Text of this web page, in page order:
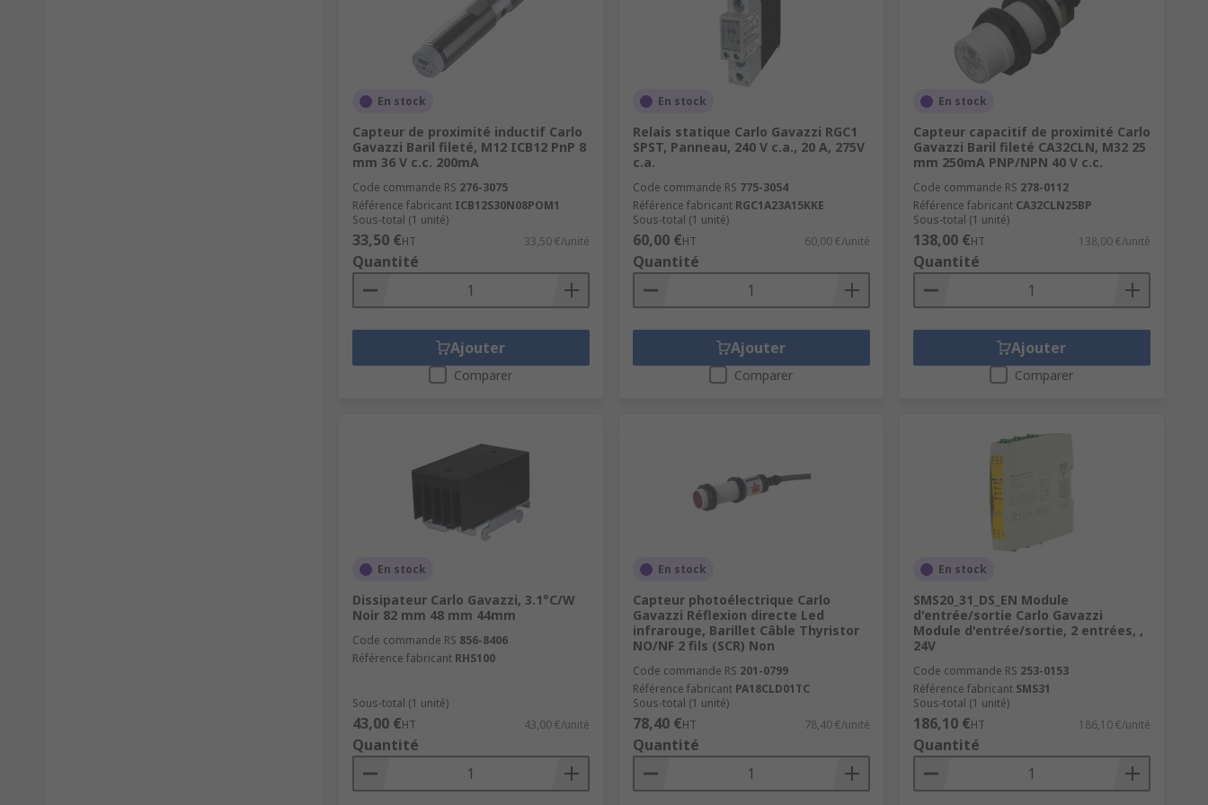
En stock
Capteur de proximité inductif Carlo
Gavazzi Baril fileté, M12 ICB12 PnP 8
mm 36 V c.c. 200mA
Code commande RS 276-3075
Référence fabricant ICB12S30N08POM1
Sous-total (1 unité)
33,50 €HT 33,50 €/unité
Quantité
Ajouter
Comparer
En stock
Relais statique Carlo Gavazzi RGC1
SPST, Panneau, 240 V c.a., 20 A, 275V
c.a.
Code commande RS 775-3054
Référence fabricant RGC1A23A15KKE
Sous-total (1 unité)
60,00 €HT 60,00 €/unité
Quantité
Ajouter
Comparer
En stock
Capteur capacitif de proximité Carlo
Gavazzi Baril fileté CA32CLN, M32 25
mm 250mA PNP/NPN 40 V c.c.
Code commande RS 278-0112
Référence fabricant CA32CLN25BP
Sous-total (1 unité)
138,00 €HT 138,00 €/unité
Quantité
Ajouter
Comparer
En stock
Dissipateur Carlo Gavazzi, 3.1°C/W
Noir 82 mm 48 mm 44mm
Code commande RS 856-8406
Référence fabricant RHS100
Sous-total (1 unité)
43,00 €HT 43,00 €/unité
Quantité
En stock
Capteur photoélectrique Carlo
Gavazzi Réflexion directe Led
infrarouge, Barillet Câble Thyristor
NO/NF 2 fils (SCR) Non
Code commande RS 201-0799
Référence fabricant PA18CLD01TC
Sous-total (1 unité)
78,40 €HT 78,40 €/unité
Quantité
En stock
SMS20_31_DS_EN Module
d'entrée/sortie Carlo Gavazzi
Module d'entrée/sortie, 2 entrées, ,
24V
Code commande RS 253-0153
Référence fabricant SMS31
Sous-total (1 unité)
186,10 €HT 186,10 €/unité
Quantité